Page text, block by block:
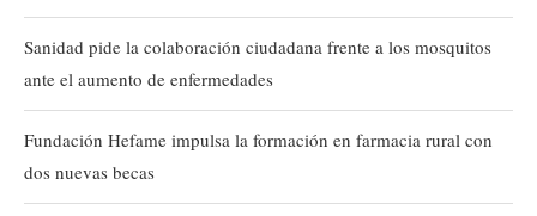
Sanidad pide la colaboración ciudadana frente a los mosquitos
ante el aumento de enfermedades
Fundación Hefame impulsa la formación en farmacia rural con
dos nuevas becas